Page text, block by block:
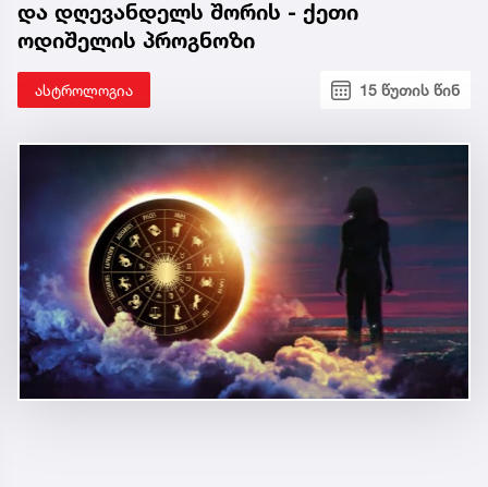
და დღევანდელს შორის - ქეთი
ოდიშელის პროგნოზი
ასტროლოგია 15 წუთის წინ